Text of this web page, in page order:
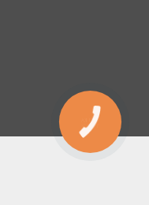
КНОПКА
ЗВ'ЯЗКУ